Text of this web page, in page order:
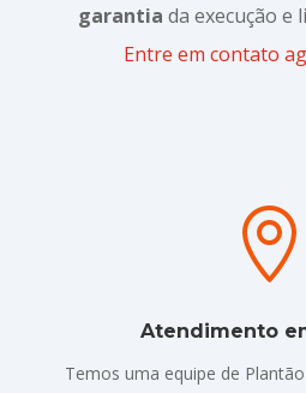
garantia da execução e
Entre em contato

Atendimento
Temos uma equipe de